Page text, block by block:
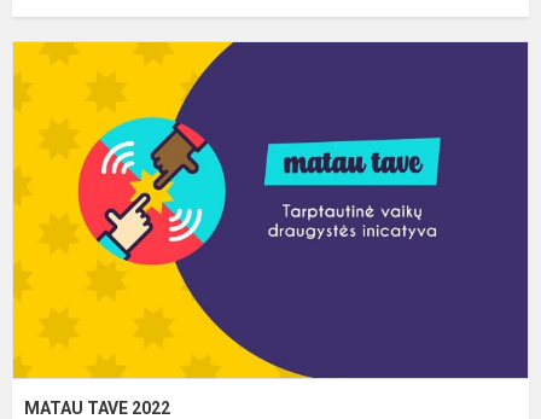
MATAU TAVE 2022